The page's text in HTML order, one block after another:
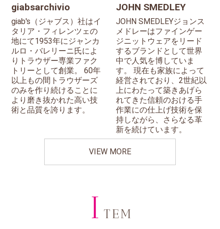
giabsarchivio
giab's（ジャブス）社はイ
タリア・フィレンツェの
地にて1953年にジャンカ
ルロ・バレリーニ氏によ
りトラウザー専業ファク
トリーとして創業。 60年
以上もの間トラウザーズ
のみを作り続けることに
より磨き抜かれた高い技
術と品質を誇ります。
JOHN SMEDLEY
JOHN SMEDLEYジョンス
メドレーはファインゲー
ジニットウェアをリード
するブランドとして世界
中で人気を博していま
す。 現在も家族によって
経営されており、2世紀以
上にわたって築きあげら
れてきた信頼のおける手
作業にの仕上げ技術を保
持しながら、さらなる革
新を続けています。
VIEW MORE
I TEM